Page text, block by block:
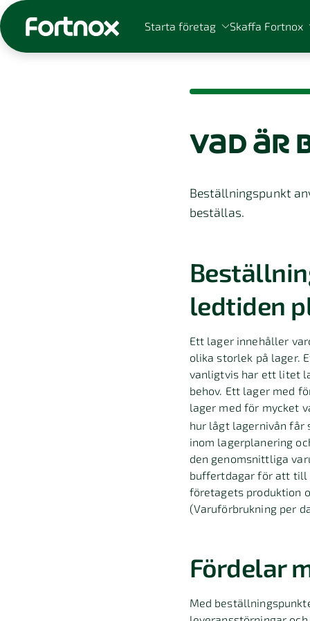
Starta företag Skaffa Fortnox
vad är
Beställningspunkt
beställas.
ledtiden
Ett lager innehåller
olika storlek på lager.
vanligtvis har ett litet
behov. Ett lager med
lager med för mycket
hur lågt lagernivån får
inom lagerplanering
den genomsnittliga
buffertdagar för att till
företagets produktion
(Varuförbrukning per
Fördelar
Med